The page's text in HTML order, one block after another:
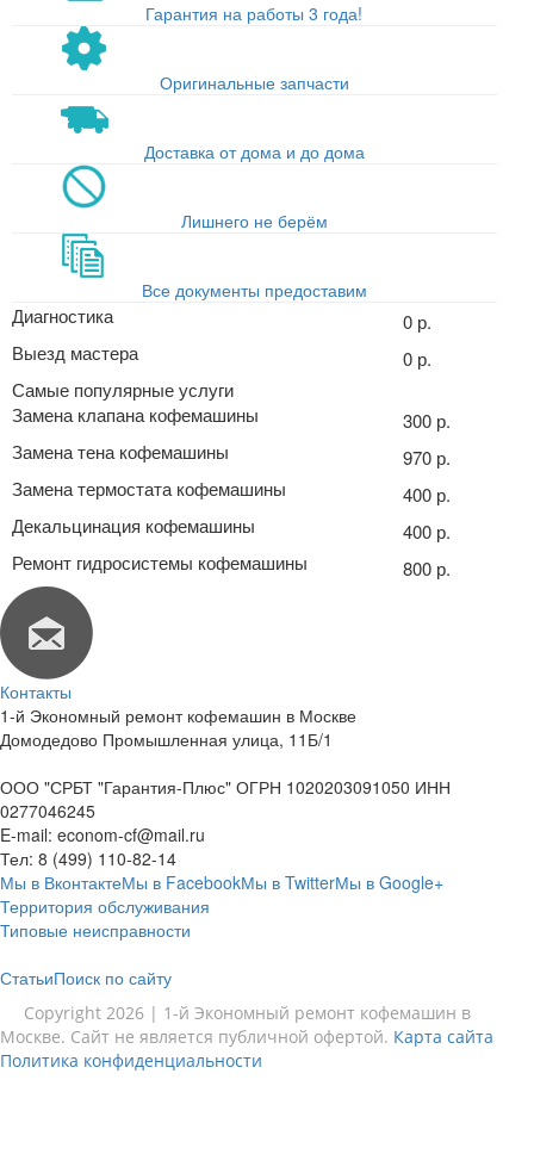
Гарантия на работы 3 года!
Оригинальные запчасти
Доставка от дома и до дома
Лишнего не берём
Все документы предоставим
Диагностика
0 р.
Выезд мастера
0 р.
Самые популярные услуги
Замена клапана кофемашины
300 р.
Замена тена кофемашины
970 р.
Замена термостата кофемашины
400 р.
Декальцинация кофемашины
400 р.
Ремонт гидросистемы кофемашины
800 р.
Контакты
1-й Экономный ремонт кофемашин в Москве
Домодедово Промышленная улица, 11Б/1
ООО "СРБТ "Гарантия-Плюс" ОГРН 1020203091050 ИНН
0277046245
E-mail: econom-cf@mail.ru
Тел: 8 (499) 110-82-14
Мы в ВконтактеМы в FacebookМы в TwitterМы в Google+
Территория обслуживания
Типовые неисправности
СтатьиПоиск по сайту
Copyright 2026 | 1-й Экономный ремонт кофемашин в
Москве. Сайт не является публичной офертой. Карта сайта
Политика конфиденциальности